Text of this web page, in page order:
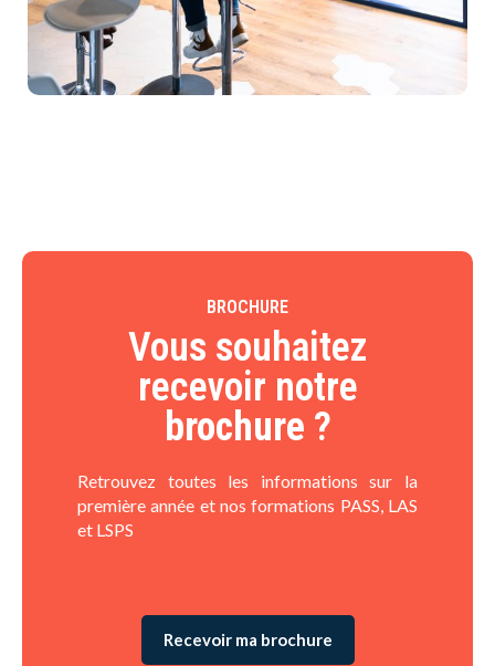
BROCHURE
Vous souhaitez
recevoir notre
brochure ?​
Retrouvez toutes les informations sur la
première année et nos formations PASS, LAS
et LSPS
Recevoir ma brochure